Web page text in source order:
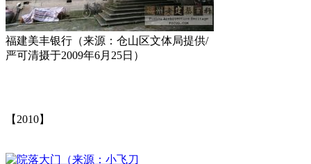
福建美丰银行（来源：仓山区文体局提供/
严可清摄于2009年6月25日）
【2010】